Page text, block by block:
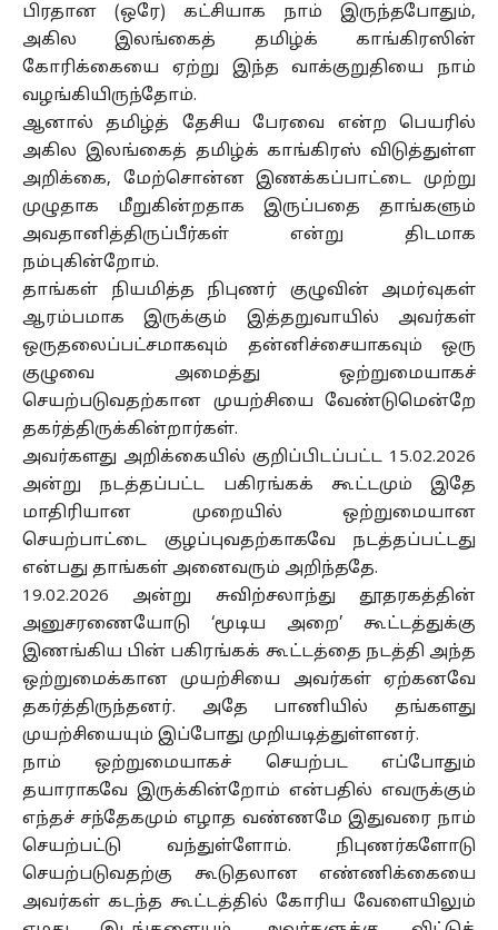
பிரதான (ஒரே) கட்சியாக நாம் இருந்தபோதும்,
அகில இலங்கைத் தமிழ்க் காங்கிரஸின்
கோரிக்கையை ஏற்று இந்த வாக்குறுதியை நாம்
வழங்கியிருந்தோம்.
ஆனால் தமிழ்த் தேசிய பேரவை என்ற பெயரில்
அகில இலங்கைத் தமிழ்க் காங்கிரஸ் விடுத்துள்ள
அறிக்கை, மேற்சொன்ன இணக்கப்பாட்டை முற்று
முழுதாக மீறுகின்றதாக இருப்பதை தாங்களும்
அவதானித்திருப்பீர்கள் என்று திடமாக
நம்புகின்றோம்.
தாங்கள் நியமித்த நிபுணர் குழுவின் அமர்வுகள்
ஆரம்பமாக இருக்கும் இத்தறுவாயில் அவர்கள்
ஒருதலைப்பட்சமாகவும் தன்னிச்சையாகவும் ஒரு
குழுவை அமைத்து ஒற்றுமையாகச்
செயற்படுவதற்கான முயற்சியை வேண்டுமென்றே
தகர்த்திருக்கின்றார்கள்.
அவர்களது அறிக்கையில் குறிப்பிடப்பட்ட 15.02.2026
அன்று நடத்தப்பட்ட பகிரங்கக் கூட்டமும் இதே
மாதிரியான முறையில் ஒற்றுமையான
செயற்பாட்டை குழப்புவதற்காகவே நடத்தப்பட்டது
என்பது தாங்கள் அனைவரும் அறிந்ததே.
19.02.2026 அன்று சுவிற்சலாந்து தூதரகத்தின்
அனுசரணையோடு ‘மூடிய அறை’ கூட்டத்துக்கு
இணங்கிய பின் பகிரங்கக் கூட்டத்தை நடத்தி அந்த
ஒற்றுமைக்கான முயற்சியை அவர்கள் ஏற்கனவே
தகர்த்திருந்தனர். அதே பாணியில் தங்களது
முயற்சியையும் இப்போது முறியடித்துள்ளனர்.
நாம் ஒற்றுமையாகச் செயற்பட எப்போதும்
தயாராகவே இருக்கின்றோம் என்பதில் எவருக்கும்
எந்தச் சந்தேகமும் எழாத வண்ணமே இதுவரை நாம்
செயற்பட்டு வந்துள்ளோம். நிபுணர்களோடு
செயற்படுவதற்கு கூடுதலான எண்ணிக்கையை
அவர்கள் கடந்த கூட்டத்தில் கோரிய வேளையிலும்